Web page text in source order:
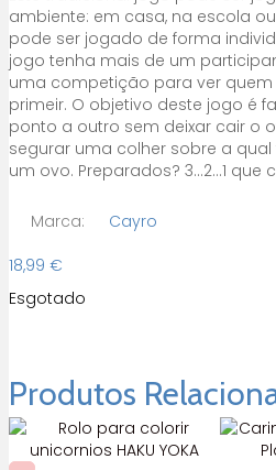
ambiente: em casa, na escola
pode ser jogado de forma
jogo tenha mais de um
uma competição para ver
primeir. O objetivo deste jogo é
ponto a outro sem deixar cair o
segurar uma colher sobre a
um ovo. Preparados? 3...2...1
Marca:
Cayro
18,99 €
Esgotado
Produtos